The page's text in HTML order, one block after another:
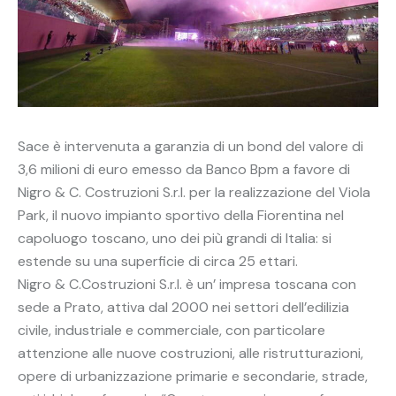
Sace è intervenuta a garanzia di un bond del valore di
3,6 milioni di euro emesso da Banco Bpm a favore di
Nigro & C. Costruzioni S.r.l. per la realizzazione del Viola
Park, il nuovo impianto sportivo della Fiorentina nel
capoluogo toscano, uno dei più grandi di Italia: si
estende su una superficie di circa 25 ettari.
Nigro & C.Costruzioni S.r.l. è un’ impresa toscana con
sede a Prato, attiva dal 2000 nei settori dell’edilizia
civile, industriale e commerciale, con particolare
attenzione alle nuove costruzioni, alle ristrutturazioni,
opere di urbanizzazione primarie e secondarie, strade,